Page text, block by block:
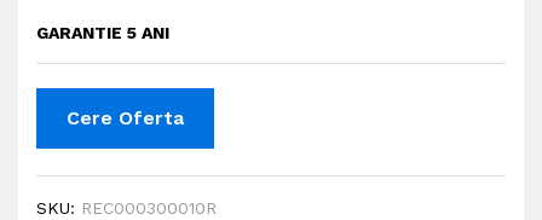
GARANTIE 5 ANI
Cere Oferta
SKU: REC000300010R